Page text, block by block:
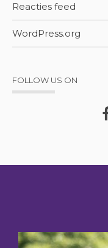
Reacties feed
WordPress.org
FOLLOW US ON